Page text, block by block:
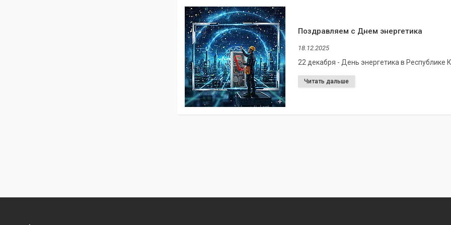
Поздравляем с Днем энергетика
18.12.2025
22 декабря - День энергетика в Республике